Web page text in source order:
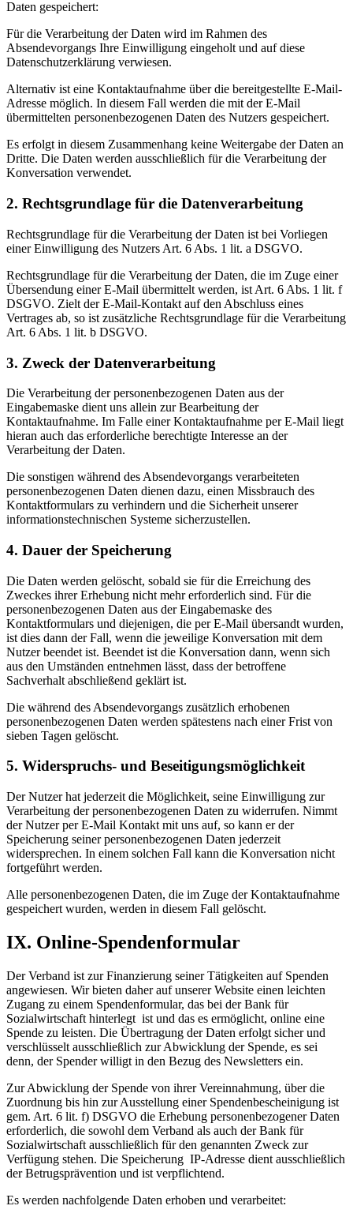
Daten gespeichert:
Für die Verarbeitung der Daten wird im Rahmen des
Absendevorgangs Ihre Einwilligung eingeholt und auf diese
Datenschutzerklärung verwiesen.
Alternativ ist eine Kontaktaufnahme über die bereitgestellte E-Mail-
Adresse möglich. In diesem Fall werden die mit der E-Mail
übermittelten personenbezogenen Daten des Nutzers gespeichert.
Es erfolgt in diesem Zusammenhang keine Weitergabe der Daten an
Dritte. Die Daten werden ausschließlich für die Verarbeitung der
Konversation verwendet.
2. Rechtsgrundlage für die Datenverarbeitung
Rechtsgrundlage für die Verarbeitung der Daten ist bei Vorliegen
einer Einwilligung des Nutzers Art. 6 Abs. 1 lit. a DSGVO.
Rechtsgrundlage für die Verarbeitung der Daten, die im Zuge einer
Übersendung einer E-Mail übermittelt werden, ist Art. 6 Abs. 1 lit. f
DSGVO. Zielt der E-Mail-Kontakt auf den Abschluss eines
Vertrages ab, so ist zusätzliche Rechtsgrundlage für die Verarbeitung
Art. 6 Abs. 1 lit. b DSGVO.
3. Zweck der Datenverarbeitung
Die Verarbeitung der personenbezogenen Daten aus der
Eingabemaske dient uns allein zur Bearbeitung der
Kontaktaufnahme. Im Falle einer Kontaktaufnahme per E-Mail liegt
hieran auch das erforderliche berechtigte Interesse an der
Verarbeitung der Daten.
Die sonstigen während des Absendevorgangs verarbeiteten
personenbezogenen Daten dienen dazu, einen Missbrauch des
Kontaktformulars zu verhindern und die Sicherheit unserer
informationstechnischen Systeme sicherzustellen.
4. Dauer der Speicherung
Die Daten werden gelöscht, sobald sie für die Erreichung des
Zweckes ihrer Erhebung nicht mehr erforderlich sind. Für die
personenbezogenen Daten aus der Eingabemaske des
Kontaktformulars und diejenigen, die per E-Mail übersandt wurden,
ist dies dann der Fall, wenn die jeweilige Konversation mit dem
Nutzer beendet ist. Beendet ist die Konversation dann, wenn sich
aus den Umständen entnehmen lässt, dass der betroffene
Sachverhalt abschließend geklärt ist.
Die während des Absendevorgangs zusätzlich erhobenen
personenbezogenen Daten werden spätestens nach einer Frist von
sieben Tagen gelöscht.
5. Widerspruchs- und Beseitigungsmöglichkeit
Der Nutzer hat jederzeit die Möglichkeit, seine Einwilligung zur
Verarbeitung der personenbezogenen Daten zu widerrufen. Nimmt
der Nutzer per E-Mail Kontakt mit uns auf, so kann er der
Speicherung seiner personenbezogenen Daten jederzeit
widersprechen. In einem solchen Fall kann die Konversation nicht
fortgeführt werden.
Alle personenbezogenen Daten, die im Zuge der Kontaktaufnahme
gespeichert wurden, werden in diesem Fall gelöscht.
IX. Online-Spendenformular
Der Verband ist zur Finanzierung seiner Tätigkeiten auf Spenden
angewiesen. Wir bieten daher auf unserer Website einen leichten
Zugang zu einem Spendenformular, das bei der Bank für
Sozialwirtschaft hinterlegt ist und das es ermöglicht, online eine
Spende zu leisten. Die Übertragung der Daten erfolgt sicher und
verschlüsselt ausschließlich zur Abwicklung der Spende, es sei
denn, der Spender willigt in den Bezug des Newsletters ein.
Zur Abwicklung der Spende von ihrer Vereinnahmung, über die
Zuordnung bis hin zur Ausstellung einer Spendenbescheinigung ist
gem. Art. 6 lit. f) DSGVO die Erhebung personenbezogener Daten
erforderlich, die sowohl dem Verband als auch der Bank für
Sozialwirtschaft ausschließlich für den genannten Zweck zur
Verfügung stehen. Die Speicherung IP-Adresse dient ausschließlich
der Betrugsprävention und ist verpflichtend.
Es werden nachfolgende Daten erhoben und verarbeitet: